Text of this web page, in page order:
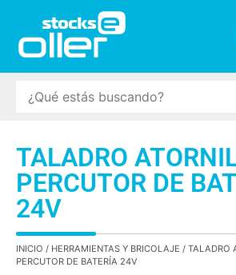
TALADRO
PERCUTOR DE
24V
INICIO / HERRAMIENTAS Y BRICOLAJE / TALADRO
PERCUTOR DE BATERÍA 24V